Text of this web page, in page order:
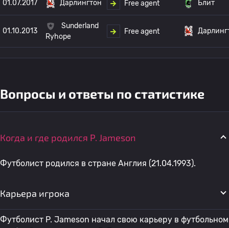
01.07.2017 Дарлингтон Free agent Блит
01.10.2013
Sunderland
Ryhope
Free agent
Вопросы и ответы по статистике
Когда и где родился P. Jameson
Футболист родился в стране Англия (21.04.1993).
Карьера игрока
Футболист P. Jameson начал свою карьеру в футбольном